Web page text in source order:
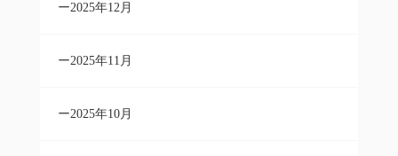
2025年12月
2025年11月
2025年10月